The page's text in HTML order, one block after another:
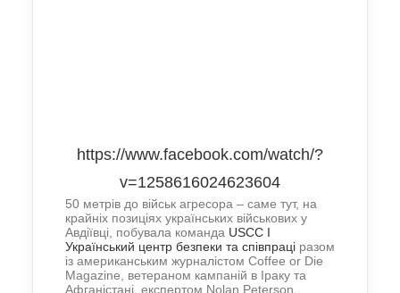
https://www.facebook.com/watch/?
v=1258616024623604
50 метрів до військ агресора – саме тут, на
крайніх позиціях українських військових у
Авдіївці, побувала команда USCC I
Український центр безпеки та співпраці разом
із американським журналістом Coffee or Die
Magazine, ветераном кампаній в Іраку та
Афганістані, експертом Nolan Peterson.